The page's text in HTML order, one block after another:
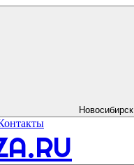
Новосибирск